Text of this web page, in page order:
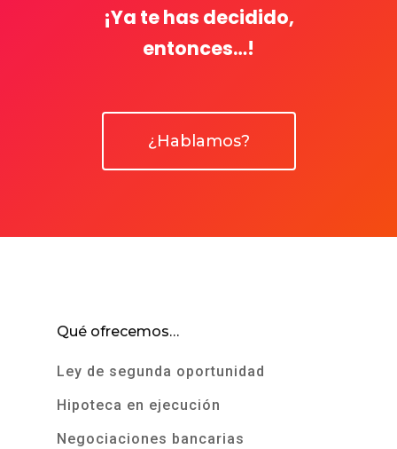
¡Ya te has decidido,
entonces…!
¿Hablamos?
Qué ofrecemos…
Ley de segunda oportunidad
Hipoteca en ejecución
Negociaciones bancarias